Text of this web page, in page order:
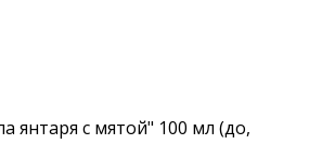
янтаря с мятой" 100 мл (до,